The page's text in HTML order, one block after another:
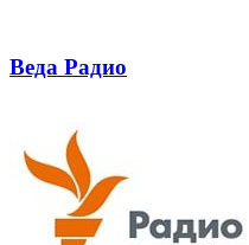
Веда Радио